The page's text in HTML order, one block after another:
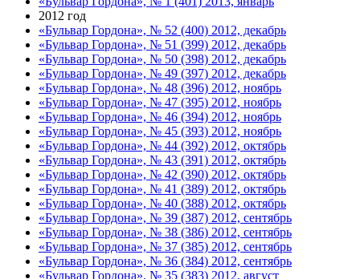
2012 год
«Бульвар Гордона», № 52 (400) 2012, декабрь
«Бульвар Гордона», № 51 (399) 2012, декабрь
«Бульвар Гордона», № 50 (398) 2012, декабрь
«Бульвар Гордона», № 49 (397) 2012, декабрь
«Бульвар Гордона», № 48 (396) 2012, ноябрь
«Бульвар Гордона», № 47 (395) 2012, ноябрь
«Бульвар Гордона», № 46 (394) 2012, ноябрь
«Бульвар Гордона», № 45 (393) 2012, ноябрь
«Бульвар Гордона», № 44 (392) 2012, октябрь
«Бульвар Гордона», № 43 (391) 2012, октябрь
«Бульвар Гордона», № 42 (390) 2012, октябрь
«Бульвар Гордона», № 41 (389) 2012, октябрь
«Бульвар Гордона», № 40 (388) 2012, октябрь
«Бульвар Гордона», № 39 (387) 2012, сентябрь
«Бульвар Гордона», № 38 (386) 2012, сентябрь
«Бульвар Гордона», № 37 (385) 2012, сентябрь
«Бульвар Гордона», № 36 (384) 2012, сентябрь
«Бульвар Гордона», № 35 (383) 2012, август